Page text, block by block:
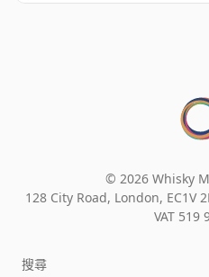
© 2026 Whisky
128 City Road, London, EC1V
VAT 519
搜尋